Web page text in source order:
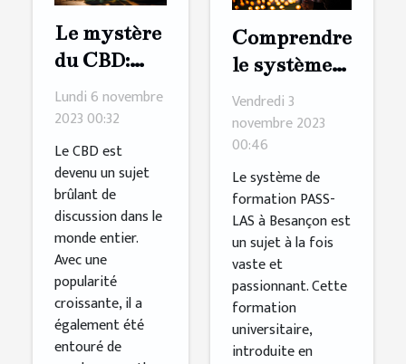
Le mystère
du CBD:
Débunking
les mythes
Lundi 6 novembre
2023 00:32
Le CBD est
devenu un sujet
brûlant de
discussion dans le
monde entier.
Avec une
popularité
croissante, il a
également été
entouré de
Comprendre
le système
de
formation
PASS-LAS
à Besançon
Vendredi 3
novembre 2023
00:46
Le système de
formation PASS-
LAS à Besançon est
un sujet à la fois
vaste et
passionnant. Cette
formation
universitaire,
introduite en